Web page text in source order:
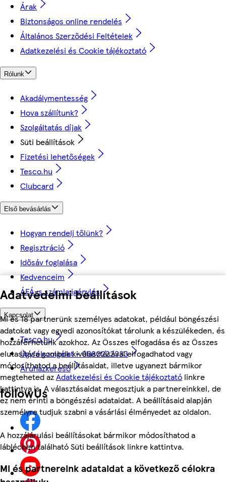
Adatvédelmi beállítások
Mi és 18 partnerünk személyes adatokat, például böngészési
adatokat vagy egyedi azonosítókat tárolunk a készülékeden, és
hozzáférhetünk azokhoz. Az Összes elfogadása és az Összes
elutasítása gombok kiválasztásával elfogadhatod vagy
módosíthatod a beállításaidat, illetve ugyanezt bármikor
megteheted azAdatkezelési és Cookie tájékoztató linkre
kattintva is. A választásaidat megosztjuk a partnereinkkel, de
ez nem érinti a böngészési adataidat. A beállításaid alapján
személyre tudjuk szabni a vásárlási élményedet az oldalon.
A hozzájárulási beállításokat bármikor módosíthatod a
láblécben található Süti beállítások linkre kattintva.
Mi és partnereink adataidat a következő célokra
Árak
Biztonságos online rendelés
Általános Szerződési Feltételek
Adatkezelési és Cookie tájékoztató
Rólunk
Akadálymentesség
Hova szállítunk?
Szolgáltatás díjak
Süti beállítások
Fizetési lehetőségek
Tesco.hu
Clubcard
Első bevásárlás
Hogyan rendelj tőlünk?
Regisztráció
Idősáv foglalása
Kedvenceim
ÁFÁ-s számla igénylés
Kapcsolat
Tesco.hu
Ügyfélszolgálat - 0680222333
Áruházkereső
followUs